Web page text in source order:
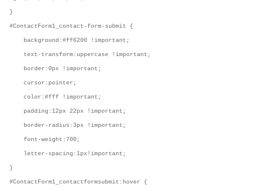
}
#ContactForm1_contact-form-submit {
background:#ff6200 !important;
text-transform:uppercase !important;
border:0px !important;
cursor:pointer;
color:#fff !important;
padding:12px 22px !important;
border-radius:3px !important;
font-weight:700;
letter-spacing:1px!important;
}
#ContactForm1_contactformsubmit:hover {